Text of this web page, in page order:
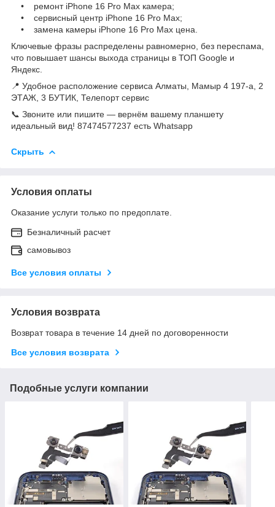
• ремонт iPhone 16 Pro Max камера;
• сервисный центр iPhone 16 Pro Max;
• замена камеры iPhone 16 Pro Max цена.
Ключевые фразы распределены равномерно, без переспама,
что повышает шансы выхода страницы в ТОП Google и
Яндекс.
📍 Удобное расположение сервиса Алматы, Мамыр 4 197-а, 2
ЭТАЖ, 3 БУТИК, Телепорт сервис
📞 Звоните или пишите — вернём вашему планшету
идеальный вид! 87474577237 есть Whatsapp
Скрыть
Условия оплаты
Оказание услуги только по предоплате.
Безналичный расчет
самовывоз
Все условия оплаты
Условия возврата
Возврат товара в течение 14 дней по договоренности
Все условия возврата
Подобные услуги компании